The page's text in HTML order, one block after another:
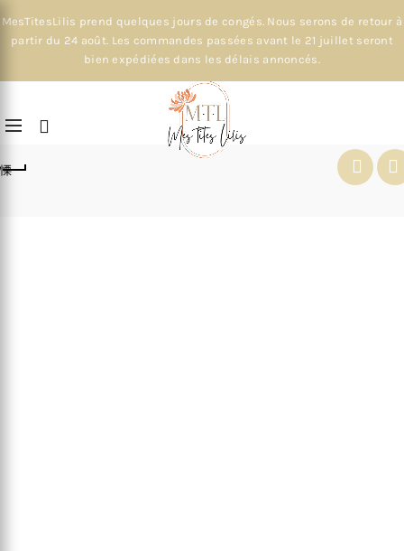
MesTitesLilis prend quelques jours de congés. Nous serons de retour à
partir du 24 août. Les commandes passées avant le 21 juillet seront
bien expédiées dans les délais annoncés.